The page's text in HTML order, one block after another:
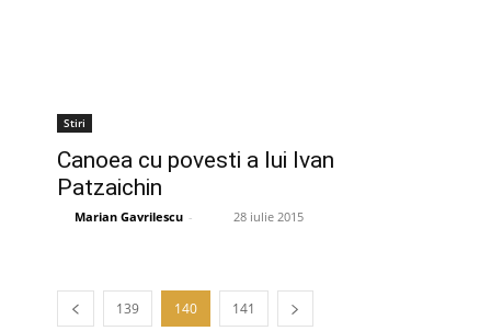
Stiri
Canoea cu povesti a lui Ivan
Patzaichin
Marian Gavrilescu - 28 iulie 2015
139 140 141